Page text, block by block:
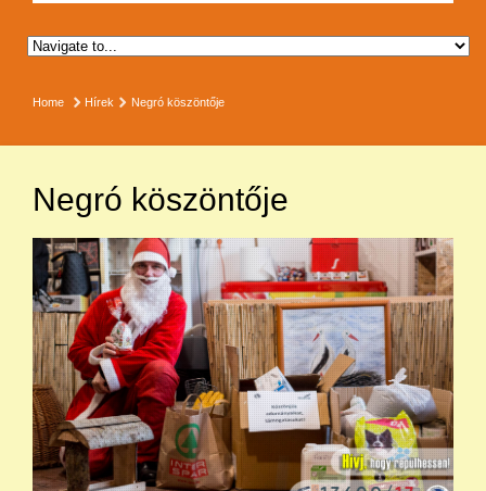
Home Hírek Negró köszöntője
Negró köszöntője